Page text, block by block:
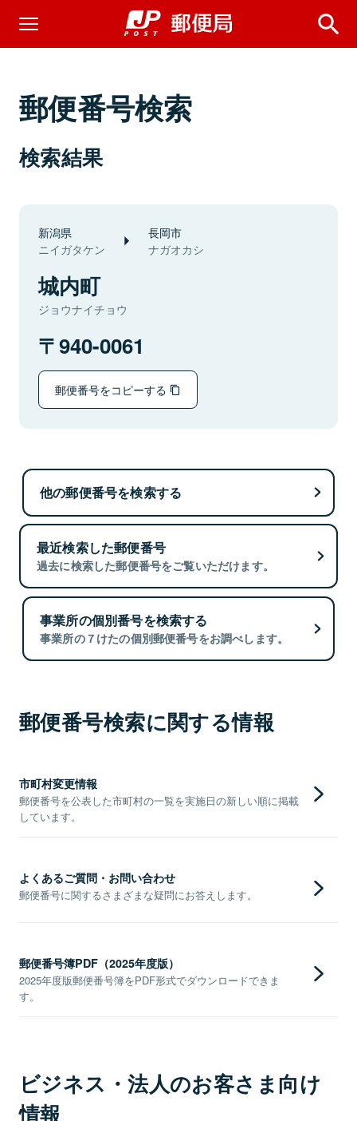
郵便番号検索
検索結果
新潟県
ニイガタケン
長岡市
ナガオカシ
城内町
ジョウナイチョウ
940-0061
郵便番号をコピーする
他の郵便番号を検索する
最近検索した郵便番号
過去に検索した郵便番号をご覧いただけます。
事業所の個別番号を検索する
事業所の７けたの個別郵便番号をお調べします。
郵便番号検索に関する情報
市町村変更情報
郵便番号を公表した市町村の一覧を実施日の新しい順に掲載
しています。
よくあるご質問・お問い合わせ
郵便番号に関するさまざまな疑問にお答えします。
郵便番号簿PDF（2025年度版）
2025年度版郵便番号簿をPDF形式でダウンロードできま
す。
ビジネス・法人のお客さま向け
情報